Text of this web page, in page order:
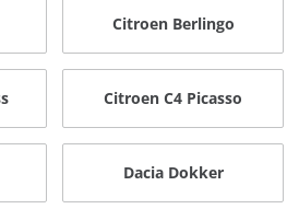
Citroen Berlingo
Citroen C4 Picasso
Dacia Dokker